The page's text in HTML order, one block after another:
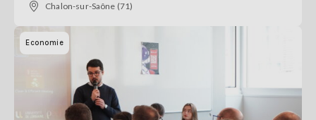
Chalon-sur-Saône (71)
Economie